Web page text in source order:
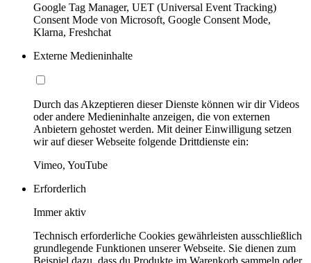
Google Tag Manager, UET (Universal Event Tracking)
Consent Mode von Microsoft, Google Consent Mode,
Klarna, Freshchat
Externe Medieninhalte
Durch das Akzeptieren dieser Dienste können wir dir Videos
oder andere Medieninhalte anzeigen, die von externen
Anbietern gehostet werden. Mit deiner Einwilligung setzen
wir auf dieser Webseite folgende Drittdienste ein:
Vimeo, YouTube
Erforderlich
Immer aktiv
Technisch erforderliche Cookies gewährleisten ausschließlich
grundlegende Funktionen unserer Webseite. Sie dienen zum
Beispiel dazu, dass du Produkte im Warenkorb sammeln oder